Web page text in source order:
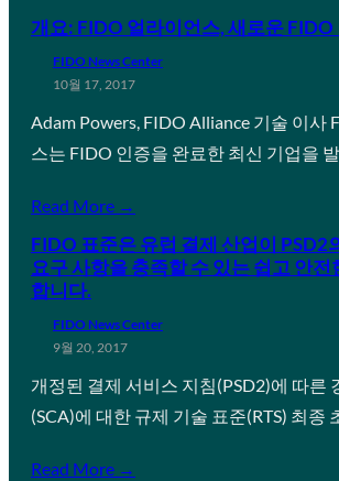
개요: FIDO 얼라이언스, 새로운 FIDO
FIDO News Center
10월 17, 2017
Adam Powers, FIDO Alliance 기술 이사
스는 FIDO 인증을 완료한 최신 기업을
Read More →
FIDO 표준은 유럽 결제 산업이 PSD2
요구 사항을 충족할 수 있는 쉽고 안전
합니다.
FIDO News Center
9월 20, 2017
개정된 결제 서비스 지침(PSD2)에 따른
(SCA)에 대한 규제 기술 표준(RTS) 최종
Read More →